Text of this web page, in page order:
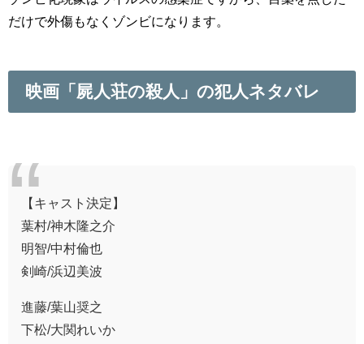
だけで外傷もなくゾンビになります。
映画「屍人荘の殺人」の犯人ネタバレ
【キャスト決定】
葉村/神木隆之介
明智/中村倫也
剣崎/浜辺美波
進藤/葉山奨之
下松/大関れいか